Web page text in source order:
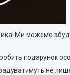
Ми можемо
подарунок
не